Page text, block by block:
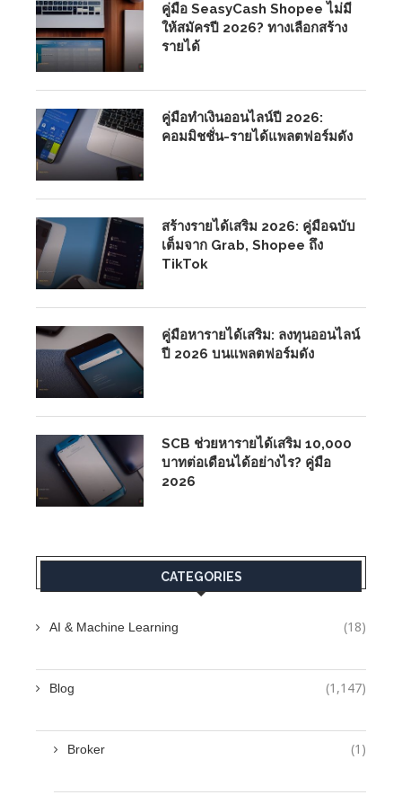
คู่มือ SeasyCash Shopee ไม่มี
ให้สมัครปี 2026? ทางเลือกสร้าง
รายได้
คู่มือทำเงินออนไลน์ปี 2026:
คอมมิชชั่น-รายได้แพลตฟอร์มดัง
สร้างรายได้เสริม 2026: คู่มือฉบับ
เต็มจาก Grab, Shopee ถึง
TikTok
คู่มือหารายได้เสริม: ลงทุนออนไลน์
ปี 2026 บนแพลตฟอร์มดัง
SCB ช่วยหารายได้เสริม 10,000
บาทต่อเดือนได้อย่างไร? คู่มือ
2026
CATEGORIES
AI & Machine Learning (18)
Blog (1,147)
Broker (1)